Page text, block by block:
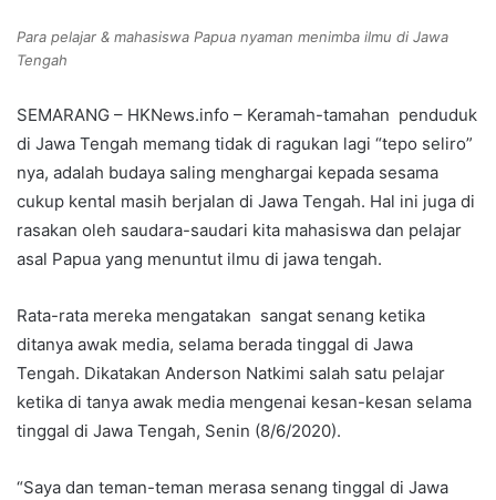
Para pelajar & mahasiswa Papua nyaman menimba ilmu di Jawa
Tengah
SEMARANG – HKNews.info – Keramah-tamahan penduduk
di Jawa Tengah memang tidak di ragukan lagi “tepo seliro”
nya, adalah budaya saling menghargai kepada sesama
cukup kental masih berjalan di Jawa Tengah. Hal ini juga di
rasakan oleh saudara-saudari kita mahasiswa dan pelajar
asal Papua yang menuntut ilmu di jawa tengah.
Rata-rata mereka mengatakan sangat senang ketika
ditanya awak media, selama berada tinggal di Jawa
Tengah. Dikatakan Anderson Natkimi salah satu pelajar
ketika di tanya awak media mengenai kesan-kesan selama
tinggal di Jawa Tengah, Senin (8/6/2020).
“Saya dan teman-teman merasa senang tinggal di Jawa